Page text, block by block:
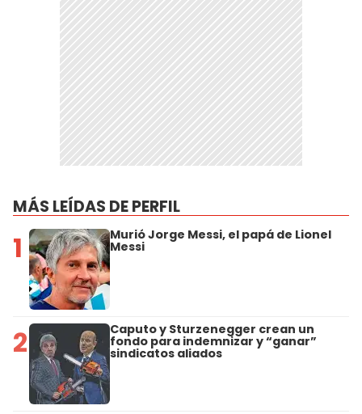
MÁS LEÍDAS DE PERFIL
1 Murió Jorge Messi, el papá de Lionel
Messi
2 Caputo y Sturzenegger crean un
fondo para indemnizar y “ganar”
sindicatos aliados